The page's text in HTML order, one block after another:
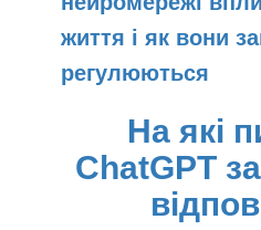
життя і як вони
регулюються
На які
ChatGPT